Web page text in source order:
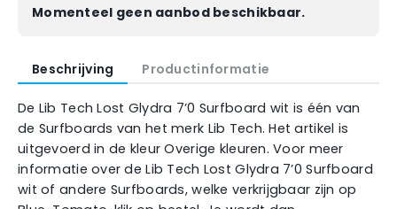
Momenteel geen aanbod beschikbaar.
Beschrijving Productinformatie
De Lib Tech Lost Glydra 7’0 Surfboard wit is één van
de Surfboards van het merk Lib Tech. Het artikel is
uitgevoerd in de kleur Overige kleuren. Voor meer
informatie over de Lib Tech Lost Glydra 7’0 Surfboard
wit of andere Surfboards, welke verkrijgbaar zijn op